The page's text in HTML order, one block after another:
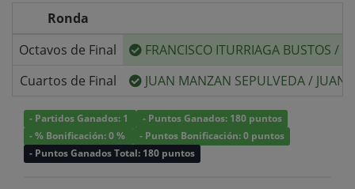
Ronda
Octavos de Final
FRANCISCO ITURRIAGA BUSTOS /
Cuartos de Final
JUAN MANZAN SEPULVEDA/ JUAN
- Partidos Ganados: 1
- Puntos Ganados: 180 puntos
- % Bonificación: 0 %
- Puntos Bonificación: 0 puntos
- Puntos Ganados Total: 180 puntos